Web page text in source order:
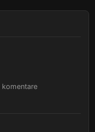
komentare